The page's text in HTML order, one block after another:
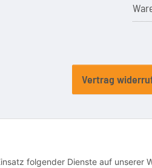
Vertrag
u. Marken der jeweiligen Eigentümer. Sie
© CSI Elektronik GmbH
folgender Dienste auf unserer